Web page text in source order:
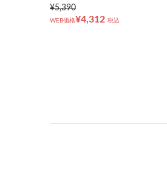
¥5,390
WEB価格¥4,312 税込